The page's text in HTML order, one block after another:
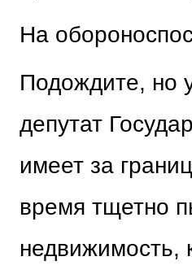
На
Подождите, но
депутат
имеет за
время тщетно
недвижимость,